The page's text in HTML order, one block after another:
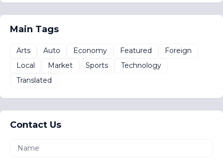
Main Tags
Arts Auto Economy Featured
Foreign
Local
Market Sports
Technology
Translated
Contact Us